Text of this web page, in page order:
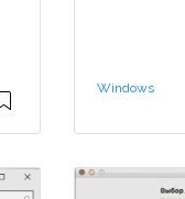
Windows